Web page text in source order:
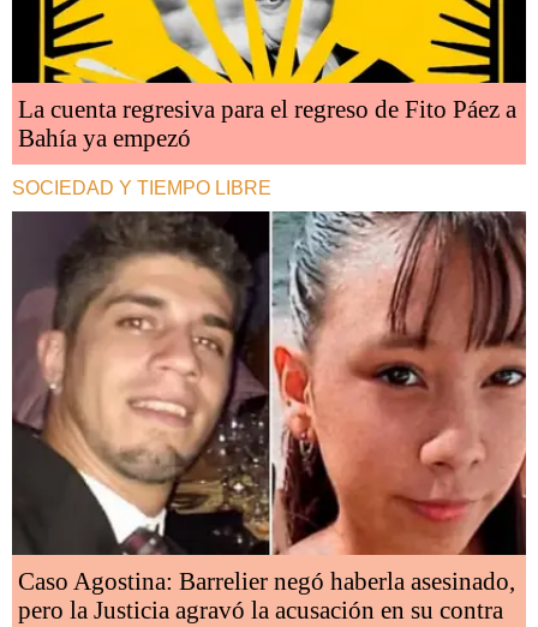
La cuenta regresiva para el regreso de Fito Páez a
Bahía ya empezó
SOCIEDAD Y TIEMPO LIBRE
Caso Agostina: Barrelier negó haberla asesinado,
pero la Justicia agravó la acusación en su contra